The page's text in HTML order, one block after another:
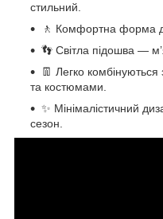
стильний.
🚶 Комфортна форма
👣 Світла підошва —
👖 Легко
та костюмами.
✨ Мінімалістичний
сезон.